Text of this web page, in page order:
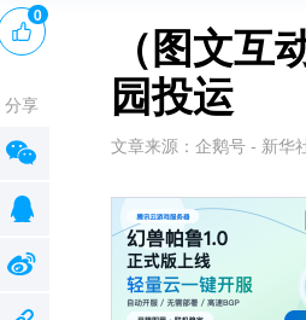
（图文
园投运
文章来源： 企鹅号 - 新华
0
分享